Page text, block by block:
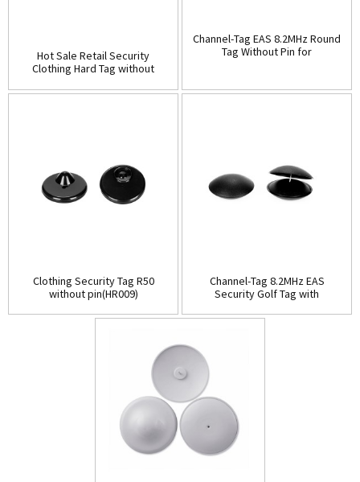
Hot Sale Retail Security
Clothing Hard Tag without
Channel-Tag EAS 8.2MHz Round
Tag Without Pin for
Clothing Security Tag R50
without pin(HR009)
Channel-Tag 8.2MHz EAS
Security Golf Tag with